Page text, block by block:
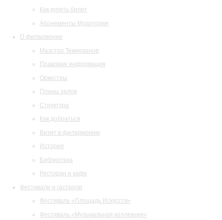
Как купить билет
Абонементы Музитория
О филармонии
Маэстро Темирканов
Правовая информация
Оркестры
Планы залов
Структура
Как добраться
Визит в филармонию
История
Библиотека
Ресторан и кафе
Фестивали и гастроли
Фестиваль «Площадь Искусств»
Фестиваль «Музыкальная коллекция»